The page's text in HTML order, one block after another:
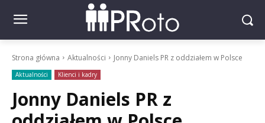
Strona główna Aktualności Jonny Daniels PR z oddziałem w Polsce
Aktualności Klienci i kadry
Jonny Daniels PR z